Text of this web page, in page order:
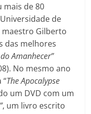
mais de 80
de
maestro Gilberto
das melhores
Amanhecer”
No mesmo ano
“The Apocalypse
um DVD com um
, um livro escrito